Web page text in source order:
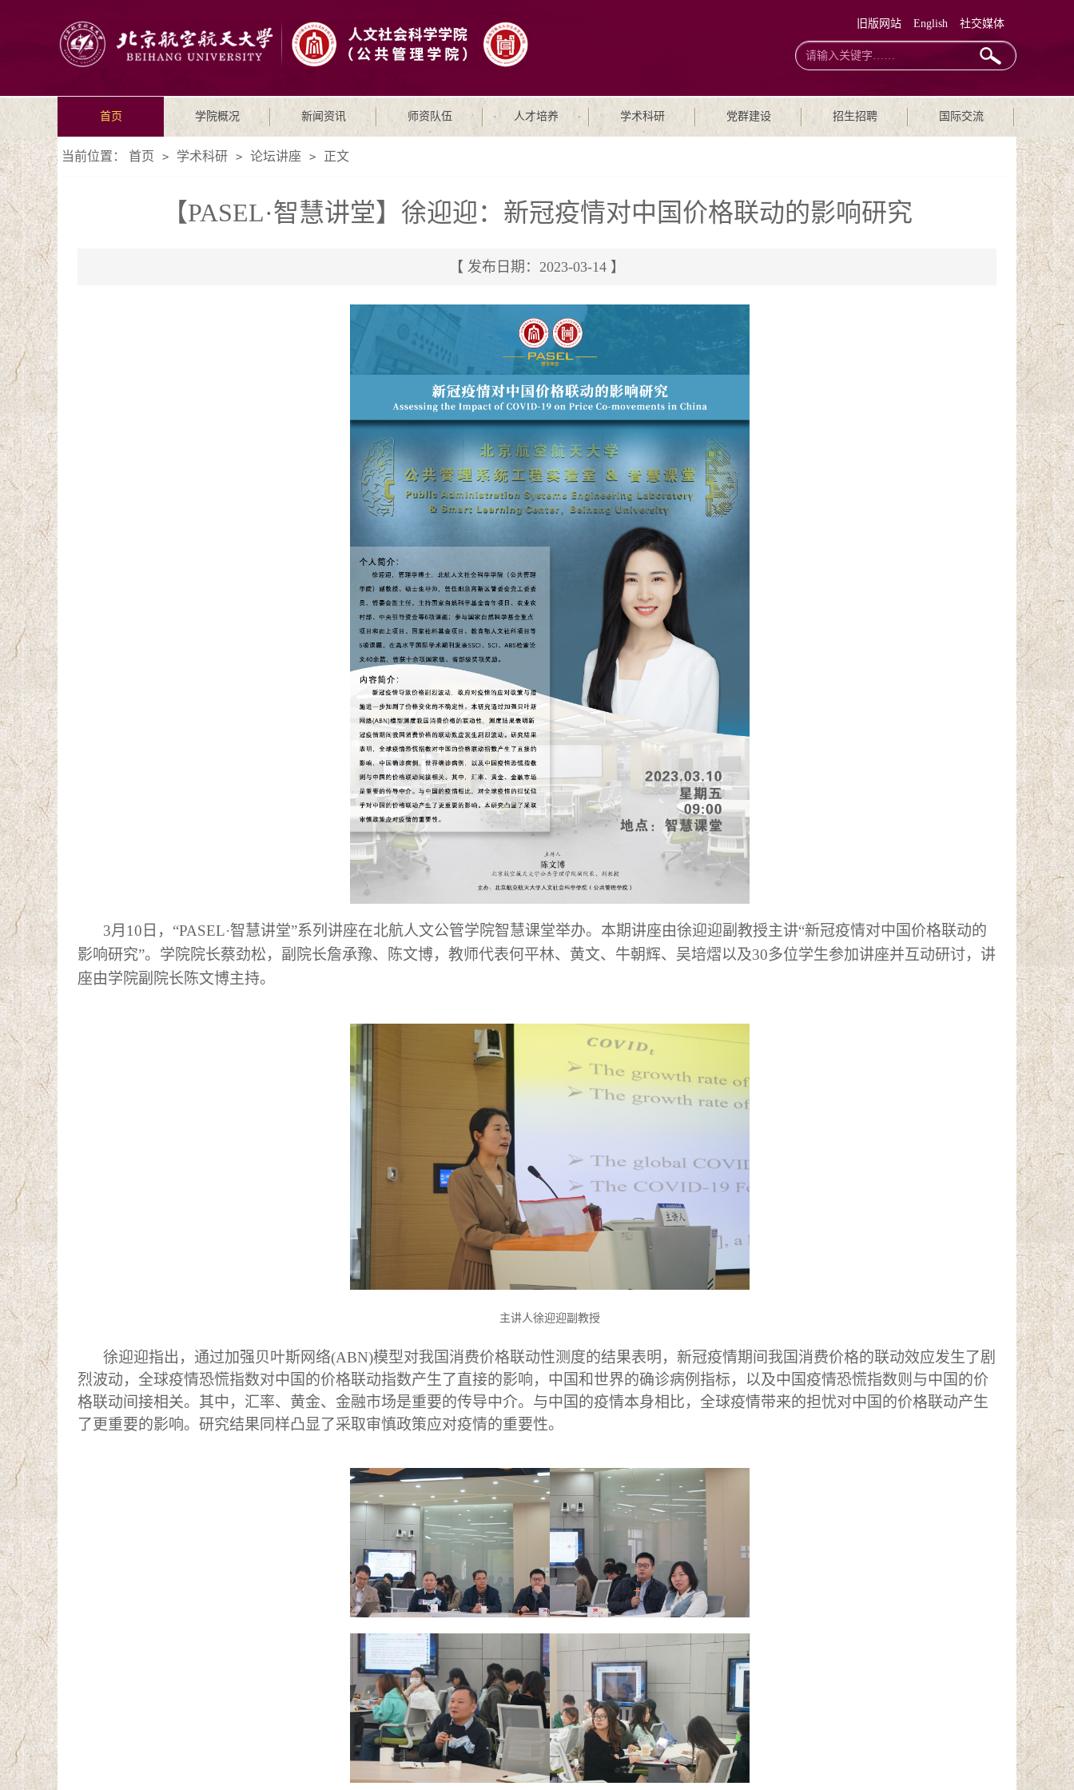
社交媒体
English
旧版网站
首页 学院概况 新闻资讯 师资队伍 人才培养 学术科研 党群建设 招生招聘 国际交流
当前位置： 首页 > 学术科研 > 论坛讲座 > 正文
【PASEL·智慧讲堂】徐迎迎：新冠疫情对中国价格联动的影响研究
【 发布日期：2023-03-14 】
3月10日， “PASEL·智慧讲堂”系列讲座在北航人文公管学院智慧课堂举办。 本期讲座由徐迎迎副教授主讲“新冠疫情对中国价格联动的
影响研究”。学院院长蔡劲松，副院长詹承豫、陈文博，教师代表何平林、 黄文、 牛朝辉、吴培熠以及30多位学生参加讲座并互动研讨，讲
座由学院副院长陈文博主持。
主讲人徐迎迎副教授
徐迎迎指出，通过加强贝叶斯网络(ABN)模型对我国消费价格联动性测度的结果表明，新冠疫情期间我国消费价格的联动效应发生了剧
烈波动， 全球疫情恐慌指数对中国的价格联动指数产生了直接的影响，中国和世界的确诊病例指标，以及中国疫情恐慌指数则与中国的价
格联动间接相关。其中，汇率、黄金、金融市场是重要的传导中介。与中国的疫情本身相比，全球疫情带来的担忧对中国的价格联动产生
了更重要的影响。研究结果 同样凸显了采取审慎政策应对疫情的重要性。